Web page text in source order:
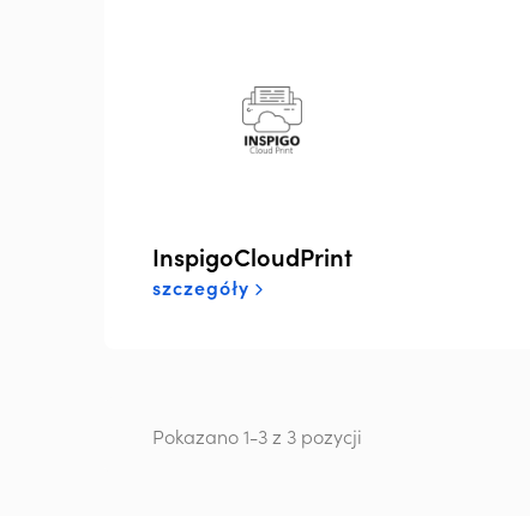
InspigoCloudPrint
szczegóły
Pokazano 1-3 z 3 pozycji